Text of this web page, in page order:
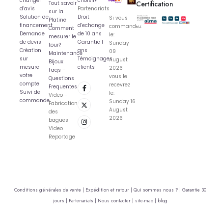
d’avis
Solution de
financement
Demande
de devis
Création
sur
mesure
votre
compte
Suivi de
commande
Tout savoir
sur la
Platine
Comment
mesurer le
tour?
Maintenance
Bijoux
Faqs –
Questions
Frequentes
Video –
Fabrication
des
bagues
Video
Reportage
Partenariats
Droit
d’echange
de 10 ans
Garantie 1
ans
Témoignages
clients
Si vous
commandez
le:
Sunday
09
August
2026
vous le
recevrez
le:
Sunday 16
August
2026
Certification
Conditions générales de vente | Expédition et retour | Qui sommes nous ? | Garantie 30
jours |
Partenariats | Nous contacter | site-map | blog